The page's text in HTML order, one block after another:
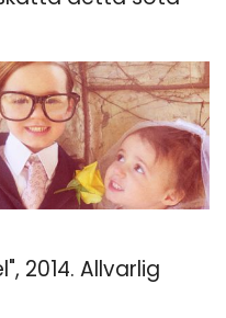
2014. Allvarlig